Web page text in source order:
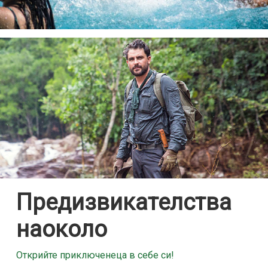
Предизвикателства
наоколо
Открийте приключенеца в себе си!